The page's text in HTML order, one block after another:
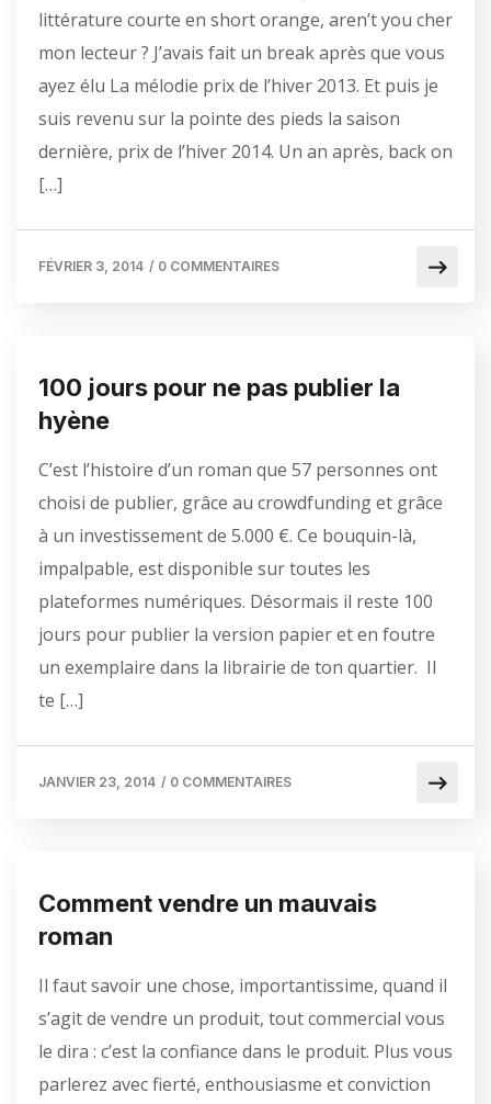
littérature courte en short orange, aren’t you cher
mon lecteur ? J’avais fait un break après que vous
ayez élu La mélodie prix de l’hiver 2013. Et puis je
suis revenu sur la pointe des pieds la saison
dernière, prix de l’hiver 2014. Un an après, back on
[…]
FÉVRIER 3, 2014 / 0 COMMENTAIRES
100 jours pour ne pas publier la
hyène
C’est l’histoire d’un roman que 57 personnes ont
choisi de publier, grâce au crowdfunding et grâce
à un investissement de 5.000 €. Ce bouquin-là,
impalpable, est disponible sur toutes les
plateformes numériques. Désormais il reste 100
jours pour publier la version papier et en foutre
un exemplaire dans la librairie de ton quartier. Il
te […]
JANVIER 23, 2014 / 0 COMMENTAIRES
Comment vendre un mauvais
roman
Il faut savoir une chose, importantissime, quand il
s’agit de vendre un produit, tout commercial vous
le dira : c’est la confiance dans le produit. Plus vous
parlerez avec fierté, enthousiasme et conviction